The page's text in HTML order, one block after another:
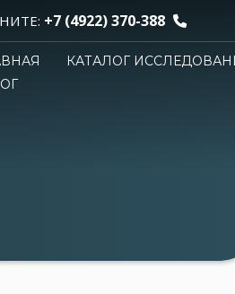
+7 (4922) 370-388
КАТАЛОГ